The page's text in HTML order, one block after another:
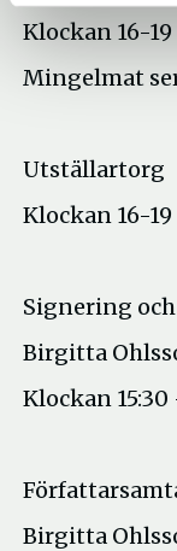
Klockan 16-19
Mingelmat
Utställartorg
Klockan 16-19
Signering
Birgitta
Klockan
Birgitta